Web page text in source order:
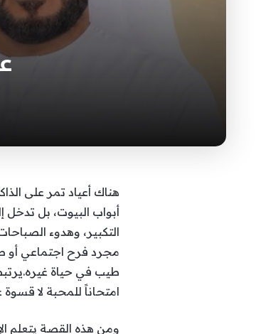
هناك أعياد تمر على
أبواب البيوت، بل تدخل
التكبير، وهدوء
مجرد فرح اجتماعي أو
طيب في حياة
امتحاناً للمحبة لا قسوة
ومن هذه القصة يتعلم